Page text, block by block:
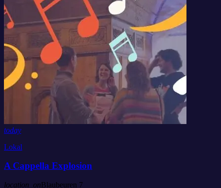
today
Lokal
A Cappella Explosion
location_onBlaubeuren 7